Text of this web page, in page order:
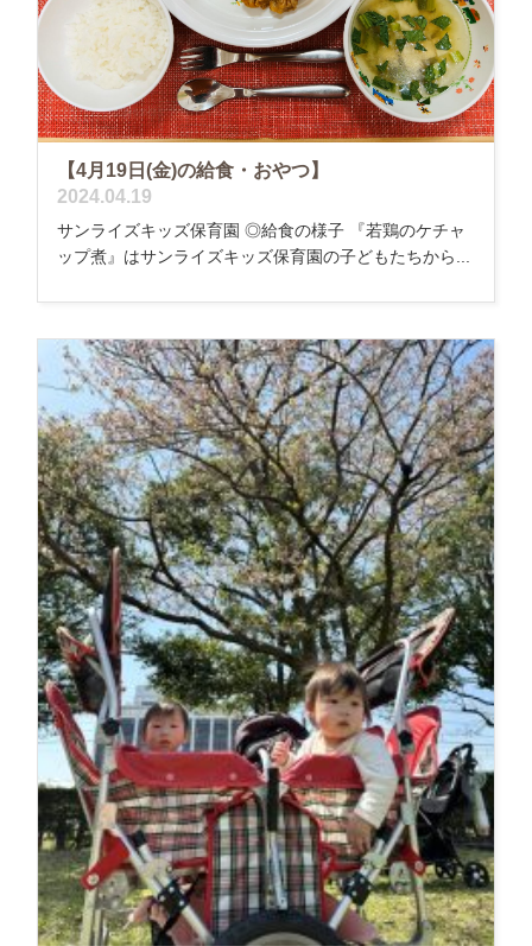
【4月19日(金)の給食・おやつ】
2024.04.19
サンライズキッズ保育園 ◎給食の様子 『若鶏のケチャ
ップ煮』はサンライズキッズ保育園の子どもたちから...